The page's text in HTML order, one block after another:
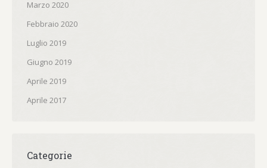
Marzo 2020
Febbraio 2020
Luglio 2019
Giugno 2019
Aprile 2019
Aprile 2017
Categorie